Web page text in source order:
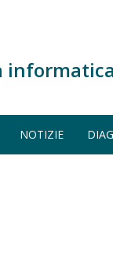
NOTIZIE